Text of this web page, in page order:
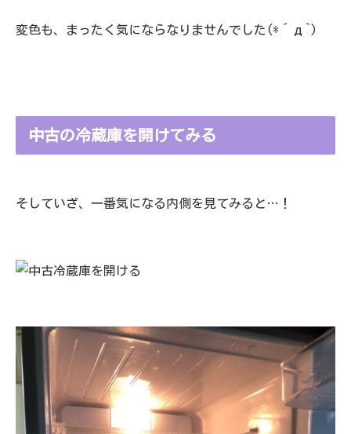
変色も、まったく気にならなりませんでした(*´д`)
中古の冷蔵庫を開けてみる
そしていざ、一番気になる内側を見てみると…！